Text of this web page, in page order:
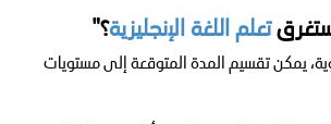
تعلم اللغة الإنجليزية؟"
يمكن تقسيم المدة المتوقعة إلى مستويات